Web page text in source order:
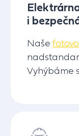
i
Naše
Vyhýbáme